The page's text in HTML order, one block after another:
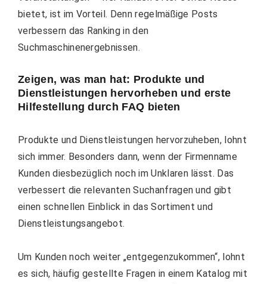
bietet, ist im Vorteil. Denn regelmäßige Posts
verbessern das Ranking in den
Suchmaschinenergebnissen.
Zeigen, was man hat: Produkte und
Dienstleistungen hervorheben und erste
Hilfestellung durch FAQ bieten
Produkte und Dienstleistungen hervorzuheben, lohnt
sich immer. Besonders dann, wenn der Firmenname
Kunden diesbezüglich noch im Unklaren lässt. Das
verbessert die relevanten Suchanfragen und gibt
einen schnellen Einblick in das Sortiment und
Dienstleistungsangebot.
Um Kunden noch weiter „entgegenzukommen“, lohnt
es sich, häufig gestellte Fragen in einem Katalog mit